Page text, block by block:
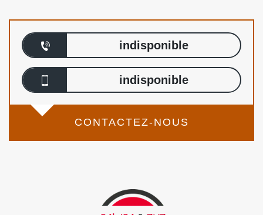
indisponible
indisponible
CONTACTEZ-NOUS